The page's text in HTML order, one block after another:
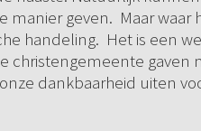
manier geven. Maar
handeling. Het is een
christengemeente gaven
dankbaarheid uiten